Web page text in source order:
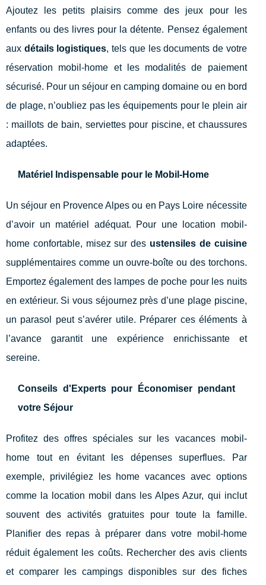
Ajoutez les petits plaisirs comme des jeux pour les
enfants ou des livres pour la détente. Pensez également
aux détails logistiques, tels que les documents de votre
réservation mobil-home et les modalités de paiement
sécurisé. Pour un séjour en camping domaine ou en bord
de plage, n’oubliez pas les équipements pour le plein air
: maillots de bain, serviettes pour piscine, et chaussures
adaptées.
Matériel Indispensable pour le Mobil-Home
Un séjour en Provence Alpes ou en Pays Loire nécessite
d’avoir un matériel adéquat. Pour une location mobil-
home confortable, misez sur des ustensiles de cuisine
supplémentaires comme un ouvre-boîte ou des torchons.
Emportez également des lampes de poche pour les nuits
en extérieur. Si vous séjournez près d’une plage piscine,
un parasol peut s’avérer utile. Préparer ces éléments à
l’avance garantit une expérience enrichissante et
sereine.
Conseils d'Experts pour Économiser pendant
votre Séjour
Profitez des offres spéciales sur les vacances mobil-
home tout en évitant les dépenses superflues. Par
exemple, privilégiez les home vacances avec options
comme la location mobil dans les Alpes Azur, qui inclut
souvent des activités gratuites pour toute la famille.
Planifier des repas à préparer dans votre mobil-home
réduit également les coûts. Rechercher des avis clients
et comparer les campings disponibles sur des fiches